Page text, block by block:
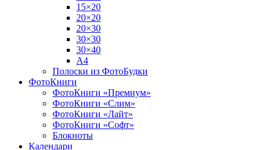
15×20
20×20
20×30
30×30
30×40
A4
Полоски из ФотоБудки
ФотоКниги
ФотоКниги «Премиум»
ФотоКниги «Слим»
ФотоКниги «Лайт»
ФотоКниги «Софт»
Блокноты
Календари